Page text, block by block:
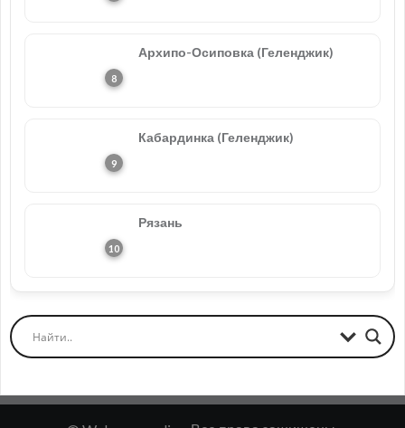
Архипо-Осиповка (Геленджик)
Кабардинка (Геленджик)
Рязань